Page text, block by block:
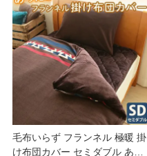
毛布いらず フランネル 極暖 掛
け布団カバー セミダブル あっ